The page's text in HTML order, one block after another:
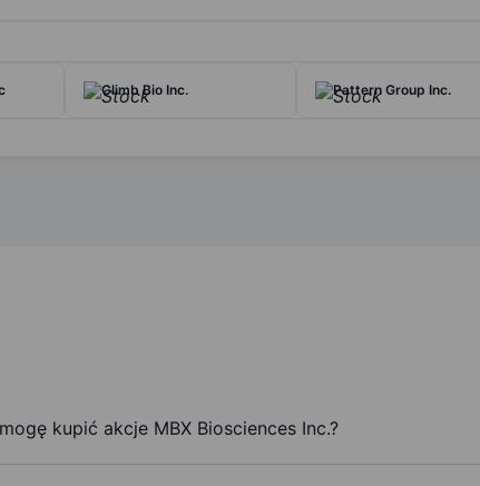
Climb Bio Inc. Pattern Group Inc.
kupić akcje MBX Biosciences Inc.?